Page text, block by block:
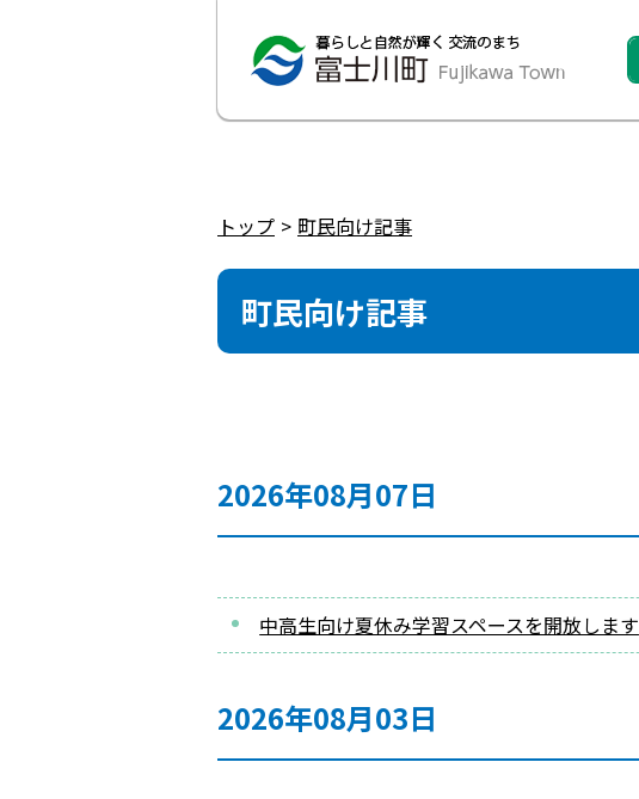
トップ 町民向け記事
町民向け記事
2026年08月07日
中高生向け夏休み学習スペースを開放します
2026年08月03日